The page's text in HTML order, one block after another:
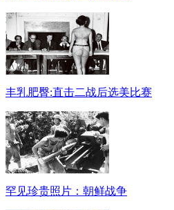
丰乳肥臀:直击二战后选美比赛
罕见珍贵照片：朝鲜战争